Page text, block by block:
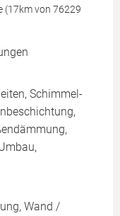
(17km von 76229
Schimmel-
Wand /